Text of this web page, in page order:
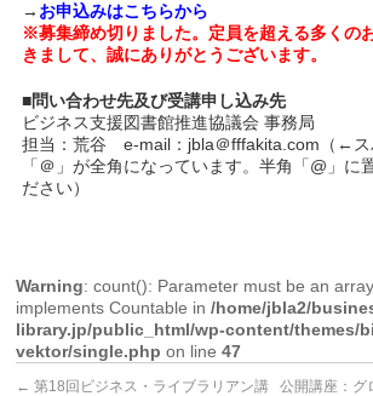
→ お申込みはこちらから
※募集締め切りました。定員を超える多くの
きまして、誠にありがとうございます。
■問い合わせ先及び受講申し込み先
ビジネス支援図書館推進協議会 事務局
担当：荒谷 e-mail：jbla＠fffakita.com（←ス
「＠」が全角になっています。半角「@」に
ださい）
Warning: count(): Parameter must be an
implements Countable in/home/jbla2/
library.jp/public_html/wp-content/themes/
vektor/single.php on line47
← 第18回ビジネス・ライブラリアン講
公開講座：グ